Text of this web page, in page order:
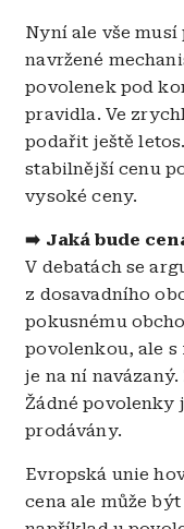
Nyní ale vše
navržené
povolenek pod
pravidla. Ve
podařit ještě
stabilnější cenu
vysoké ceny.
➡️ Jaká bude
V debatách se
z dosavadního
pokusnému
povolenkou, ale
je na ní
Žádné povolenky
prodávány.
Evropská unie
cena ale může